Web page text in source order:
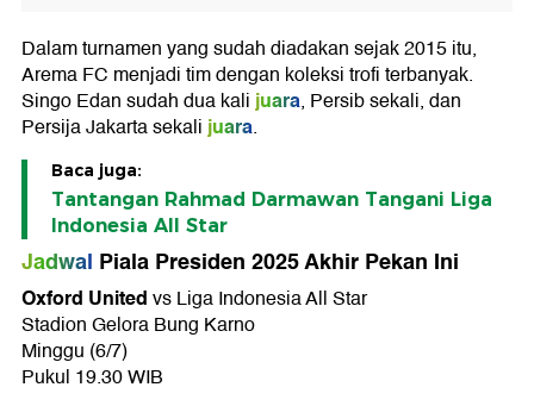
Dalam turnamen yang sudah diadakan sejak 2015 itu,
Arema FC menjadi tim dengan koleksi trofi terbanyak.
Singo Edan sudah dua kalijuara, Persib sekali, dan
Persija Jakarta sekalijuara.
Baca juga:
Tantangan Rahmad Darmawan Tangani Liga
Indonesia All Star
Jadwal Piala Presiden 2025 Akhir Pekan Ini
Oxford Unitedvs Liga Indonesia All Star
Stadion Gelora Bung Karno
Minggu (6/7)
Pukul 19.30 WIB